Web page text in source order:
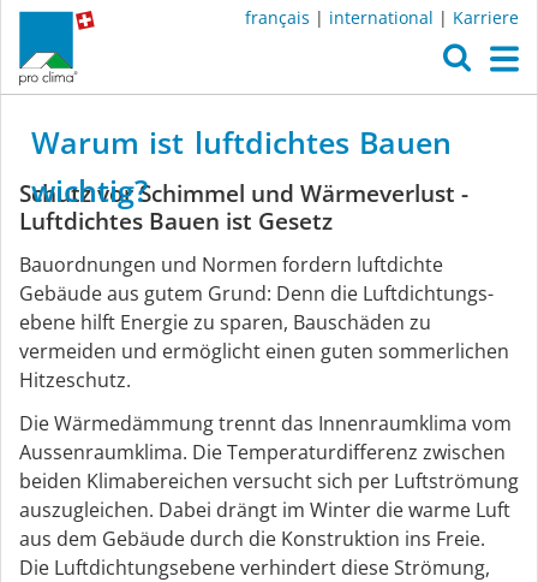
français | international | Karriere
Warum
ist
luftdichtes
Bauen
wichtig?
Warum ist luftdichtes Bauen
wichtig?
Schutz vor Schimmel und Wärmeverlust -
Luftdichtes Bauen ist Gesetz
Bauordnungen und Normen fordern luftdichte
Gebäude aus gutem Grund: Denn die Luft­dich­tungs­
ebe­ne hilft Energie zu sparen, Bauschäden zu
vermeiden und ermöglicht einen guten sommerlichen
Hitzeschutz.
Die Wärmedämmung trennt das Innenraumklima vom
Aussenraumklima. Die Temperaturdifferenz zwischen
beiden Klimabereichen versucht sich per Luftströmung
auszugleichen. Dabei drängt im Winter die warme Luft
aus dem Gebäude durch die Konstruktion ins Freie.
Die Luftdichtungsebene verhindert diese Strömung,